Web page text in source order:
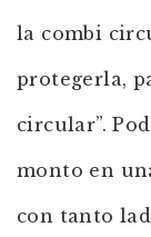
la combi
protegerla,
circular”.
monto en
con tanto